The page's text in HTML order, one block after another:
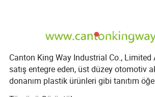
Şirket Adı
Canton King Way Industrial Co., Limited, Ar-
Canton King Way Industrial Co., Limited
satış entegre eden, üst düzey otomotiv
donanım plastik ürünleri gibi tanıtım